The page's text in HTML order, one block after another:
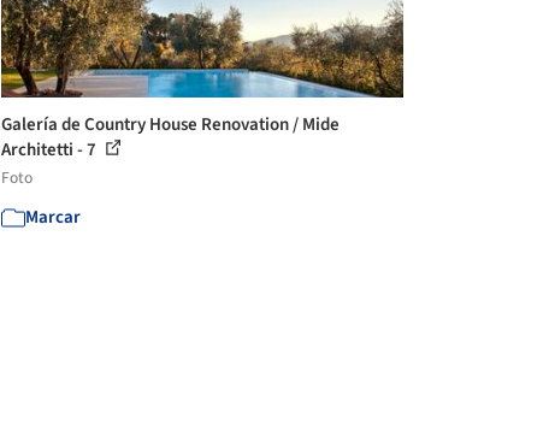
Galería de Country House Renovation / Mide
Architetti - 7
Foto
Marcar